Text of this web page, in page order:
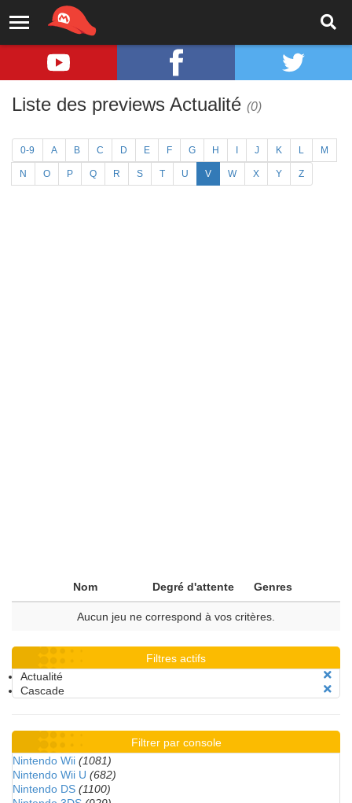
Liste des previews Actualité (0)
0-9 A B C D E F G H J K L M
N O P Q R S T U V W X Y Z
Nom Degré d'attente Genres
Aucun jeu ne correspond à vos critères.
Filtres actifs
Actualité
Cascade
Filtrer par console
Nintendo Wii (1081)
Nintendo Wii U (682)
Nintendo DS (1100)